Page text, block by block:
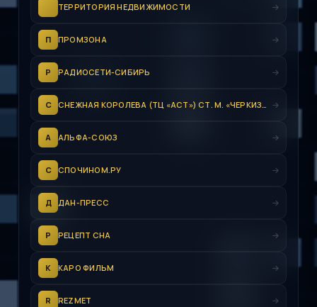
ТЕРРИТОРИЯ НЕДВИЖИМОСТИ
П ПРОМЗОНА
Р РАДИОСЕТИ-СИБИРЬ
С СНЕЖНАЯ КОРОЛЕВА (ТЦ «АСТ») СТ. М. «ЧЕРКИЗОВСКАЯ»
А АЛЬФА-СОЮЗ
С СПОЧИНОМ.РУ
Д ДАН-ПРЕСС
Р РЕЦЕПТ СНА
К КАРО ФИЛЬМ
R REZMET